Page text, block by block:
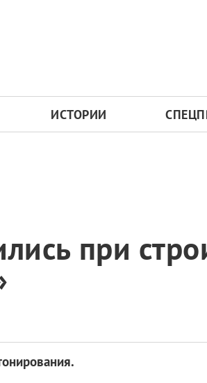
ИСТОРИИ
при